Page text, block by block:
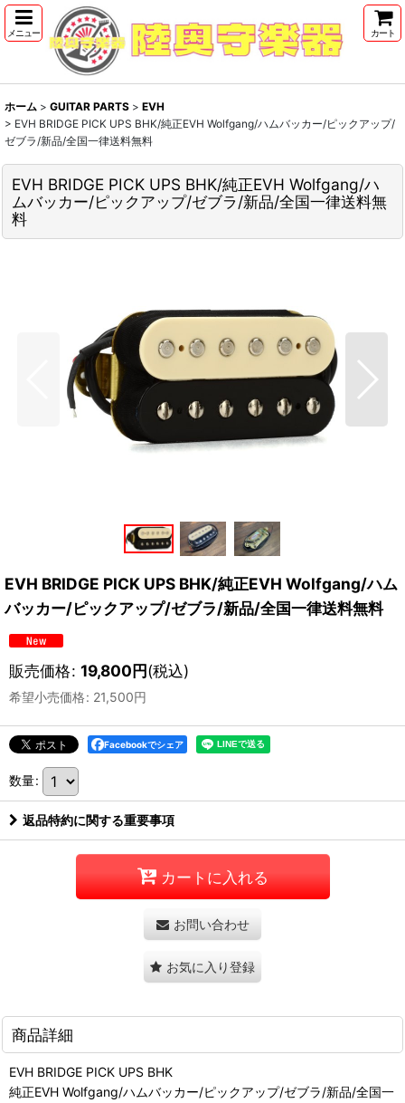
メニュー カート
ホーム > GUITAR PARTS > EVH
> EVH BRIDGE PICK UPS BHK/純正EVH Wolfgang/ハムバッカー/ピックアップ/
ゼブラ/新品/全国一律送料無料
EVH BRIDGE PICK UPS BHK/純正EVH Wolfgang/ハ
ムバッカー/ピックアップ/ゼブラ/新品/全国一律送料無
料
EVH BRIDGE PICK UPS BHK/純正EVH Wolfgang/ハム
バッカー/ピックアップ/ゼブラ/新品/全国一律送料無料
販売価格: 19,800円(税込)
希望小売価格: 21,500円
Facebookでシェア
数量:
返品特約に関する重要事項
カートに入れる
お問い合わせ
お気に入り登録
商品詳細
EVH BRIDGE PICK UPS BHK
純正EVH Wolfgang/ハムバッカー/ピックアップ/ゼブラ/新品/全国一